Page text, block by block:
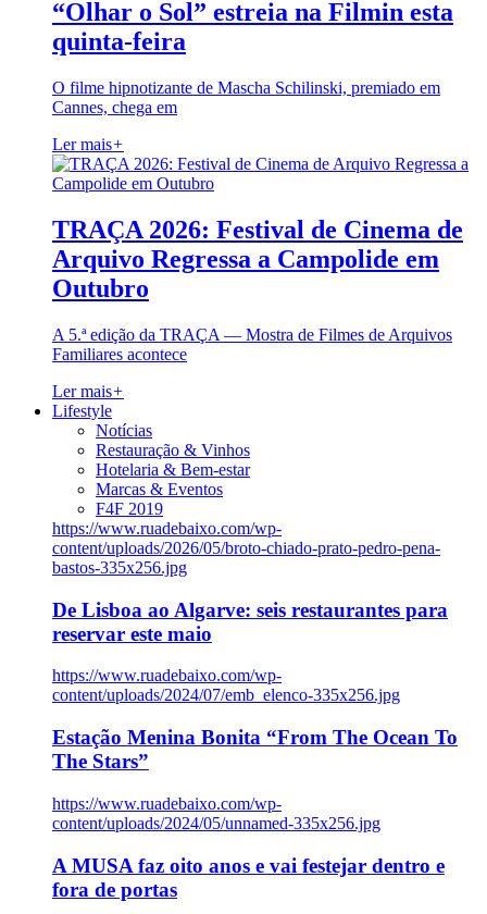
“Olhar o Sol” estreia na Filmin esta
quinta-feira
O filme hipnotizante de Mascha Schilinski, premiado em
Cannes, chega em
Ler mais+
TRAÇA 2026: Festival de Cinema de
Arquivo Regressa a Campolide em
Outubro
A 5.ª edição da TRAÇA — Mostra de Filmes de Arquivos
Familiares acontece
Ler mais+
Lifestyle
Notícias
Restauração & Vinhos
Hotelaria & Bem-estar
Marcas & Eventos
F4F 2019
https://www.ruadebaixo.com/wp-
content/uploads/2026/05/broto-chiado-prato-pedro-pena-
bastos-335x256.jpg
De Lisboa ao Algarve: seis restaurantes para
reservar este maio
https://www.ruadebaixo.com/wp-
content/uploads/2024/07/emb_elenco-335x256.jpg
Estação Menina Bonita “From The Ocean To
The Stars”
https://www.ruadebaixo.com/wp-
content/uploads/2024/05/unnamed-335x256.jpg
A MUSA faz oito anos e vai festejar dentro e
fora de portas